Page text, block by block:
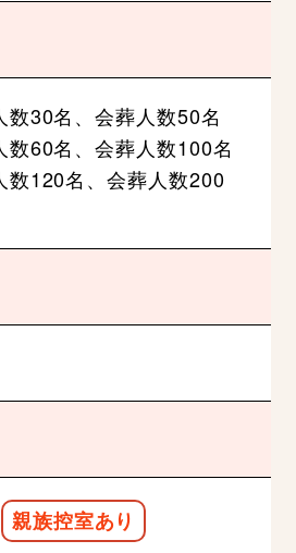
数30名、会葬人数50名
数60名、会葬人数100名
数120名、会葬人数200
親族控室あり